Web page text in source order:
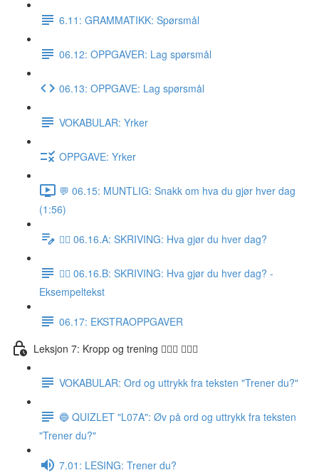
6.11: GRAMMATIKK: Spørsmål
06.12: OPPGAVER: Lag spørsmål
06.13: OPPGAVE: Lag spørsmål
VOKABULAR: Yrker
OPPGAVE: Yrker
💬 06.15: MUNTLIG: Snakk om hva du gjør hver dag
(1:56)
✍🏼 06.16.A: SKRIVING: Hva gjør du hver dag?
✍🏼 06.16.B: SKRIVING: Hva gjør du hver dag? -
Eksempeltekst
06.17: EKSTRAOPPGAVER
Leksjon 7: Kropp og trening 🚶🏼‍♀️ 🏋🏽‍♀️
VOKABULAR: Ord og uttrykk fra teksten "Trener du?"
🔵 QUIZLET "L07A": Øv på ord og uttrykk fra teksten
"Trener du?"
7.01: LESING: Trener du?